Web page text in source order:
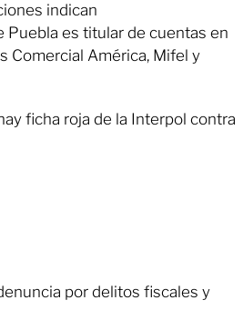
indican
Puebla es titular de cuentas en
Comercial América, Mifel y
ficha roja de la Interpol contra
por delitos fiscales y